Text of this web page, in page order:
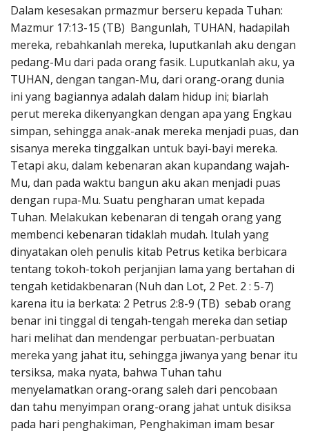
Dalam kesesakan prmazmur berseru kepada Tuhan:
Mazmur 17:13-15 (TB) Bangunlah, TUHAN, hadapilah
mereka, rebahkanlah mereka, luputkanlah aku dengan
pedang-Mu dari pada orang fasik. Luputkanlah aku, ya
TUHAN, dengan tangan-Mu, dari orang-orang dunia
ini yang bagiannya adalah dalam hidup ini; biarlah
perut mereka dikenyangkan dengan apa yang Engkau
simpan, sehingga anak-anak mereka menjadi puas, dan
sisanya mereka tinggalkan untuk bayi-bayi mereka.
Tetapi aku, dalam kebenaran akan kupandang wajah-
Mu, dan pada waktu bangun aku akan menjadi puas
dengan rupa-Mu. Suatu pengharan umat kepada
Tuhan. Melakukan kebenaran di tengah orang yang
membenci kebenaran tidaklah mudah. Itulah yang
dinyatakan oleh penulis kitab Petrus ketika berbicara
tentang tokoh-tokoh perjanjian lama yang bertahan di
tengah ketidakbenaran (Nuh dan Lot, 2 Pet. 2 : 5-7)
karena itu ia berkata: 2 Petrus 2:8-9 (TB) sebab orang
benar ini tinggal di tengah-tengah mereka dan setiap
hari melihat dan mendengar perbuatan-perbuatan
mereka yang jahat itu, sehingga jiwanya yang benar itu
tersiksa, maka nyata, bahwa Tuhan tahu
menyelamatkan orang-orang saleh dari pencobaan
dan tahu menyimpan orang-orang jahat untuk disiksa
pada hari penghakiman, Penghakiman imam besar